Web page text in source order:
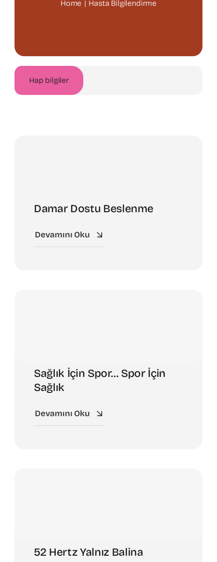
Kalp Cerrahisi
Hasta Bilgilendirme
Home Hasta Bilgilendirme
Hap bilgiler
Damar Dostu Beslenme
Devamını Oku
Sağlık İçin Spor… Spor İçin
Sağlık
Devamını Oku
52 Hertz Yalnız Balina